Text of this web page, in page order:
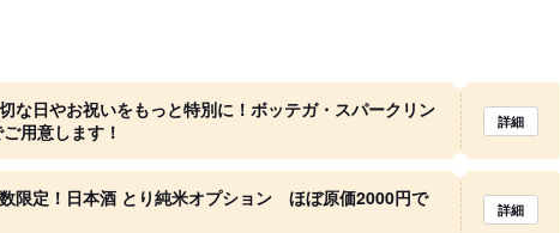
な日やお祝いをもっと特別に！ボッテガ・スパークリン
用意します！
詳細
数限定！日本酒 とり純米オプション ほぼ原価2000円で
詳細